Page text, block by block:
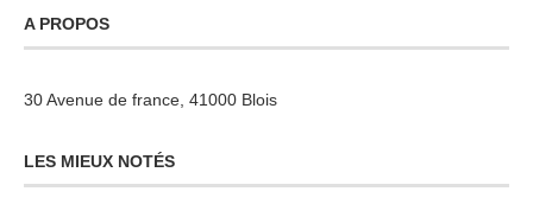
A PROPOS
30 Avenue de france, 41000 Blois
LES MIEUX NOTÉS